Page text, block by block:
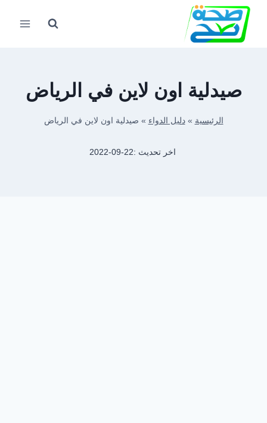
التجاوز
المحتوى
صيدلية اون لاين في الرياض
الرئيسية »دليل الدواء » صيدلية اون لاين في الرياض
اخر تحديث :2022-09-22